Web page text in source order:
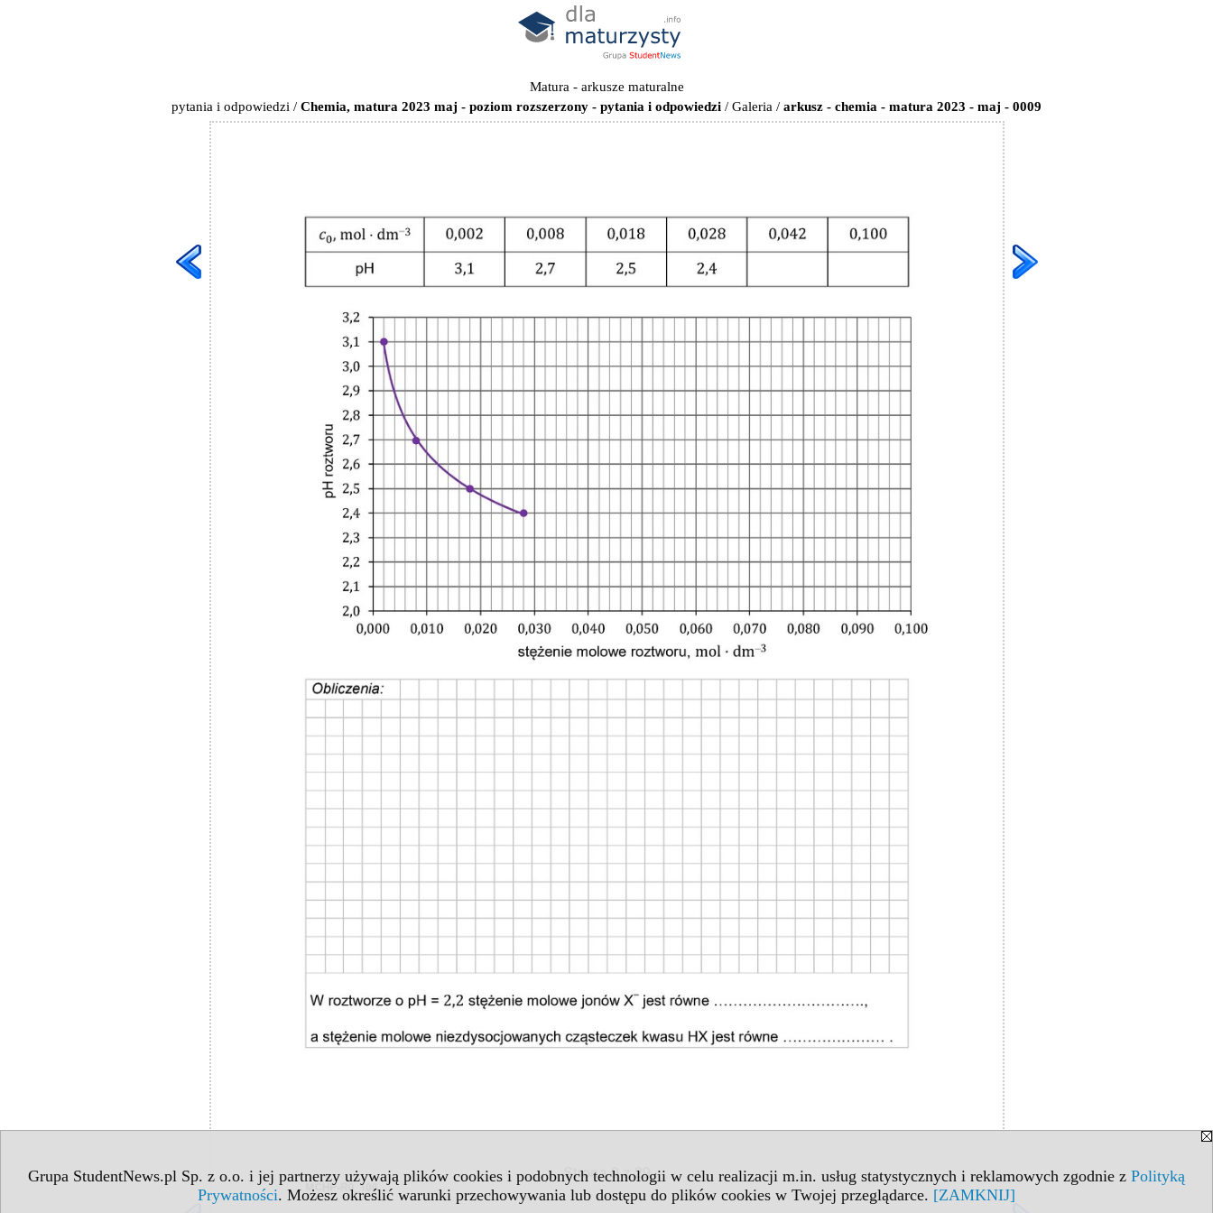
Grupa StudentNews.pl Sp. z o.o. i jej partnerzy używają plików cookies i podobnych technologii w celu realizacji m.in. usług statystycznych i reklamowych zgodnie z Polityką
Prywatności. Możesz określić warunki przechowywania lub dostępu do plików cookies w Twojej przeglądarce. [ZAMKNIJ]
Matura - arkusze maturalne
pytania i odpowiedzi / Chemia, matura 2023 maj - poziom rozszerzony - pytania i odpowiedzi / Galeria / arkusz - chemia - matura 2023 - maj - 0009